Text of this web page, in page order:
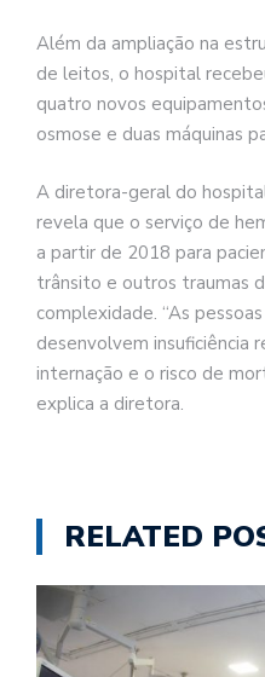
Além da ampliação na
de leitos, o hospital
quatro novos
osmose e duas máquinas
A diretora-geral do
revela que o serviço de
a partir de 2018 para
trânsito e outros traumas
complexidade. “As
desenvolvem insuficiência
internação e o risco de
explica a diretora.
RELATED